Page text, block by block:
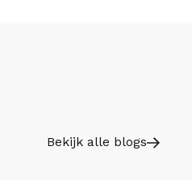
Bekijk alle blogs